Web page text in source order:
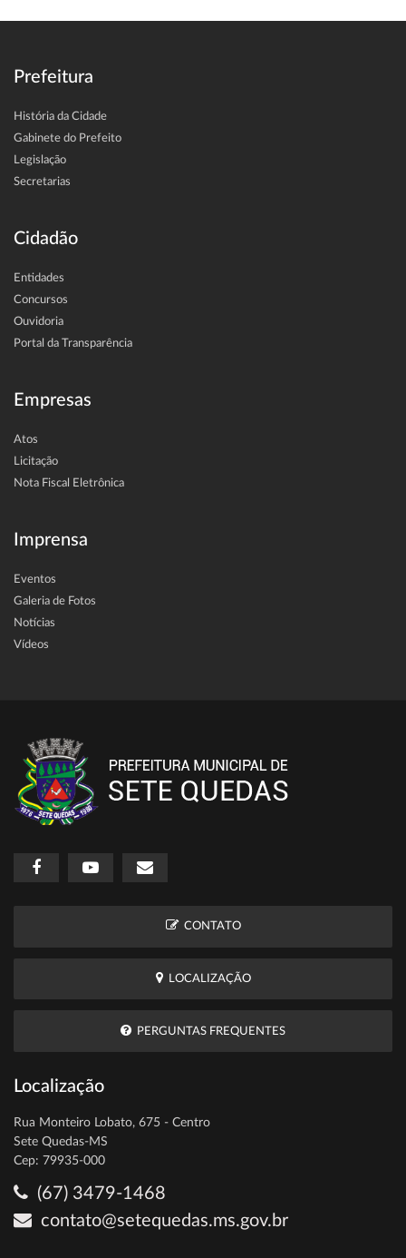
Prefeitura
História da Cidade
Gabinete do Prefeito
Legislação
Secretarias
Cidadão
Entidades
Concursos
Ouvidoria
Portal da Transparência
Empresas
Atos
Licitação
Nota Fiscal Eletrônica
Imprensa
Eventos
Galeria de Fotos
Notícias
Vídeos
CONTATO
LOCALIZAÇÃO
PERGUNTAS FREQUENTES
Localização
Rua Monteiro Lobato, 675 - Centro
Sete Quedas-MS
Cep: 79935-000
(67) 3479-1468
contato@setequedas.ms.gov.br